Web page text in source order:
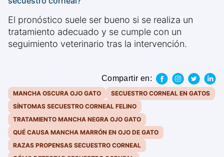
El pronóstico suele ser bueno si se realiza un
tratamiento adecuado y se cumple con un
seguimiento veterinario tras la intervención.
Compartir en:
MANCHA OSCURA OJO GATO
SECUESTRO CORNEAL EN GATOS
SÍNTOMAS SECUESTRO CORNEAL FELINO
TRATAMIENTO MANCHA NEGRA OJO GATO
QUÉ CAUSA MANCHA MARRÓN EN OJO DE GATO
RAZAS PROPENSAS SECUESTRO CORNEAL